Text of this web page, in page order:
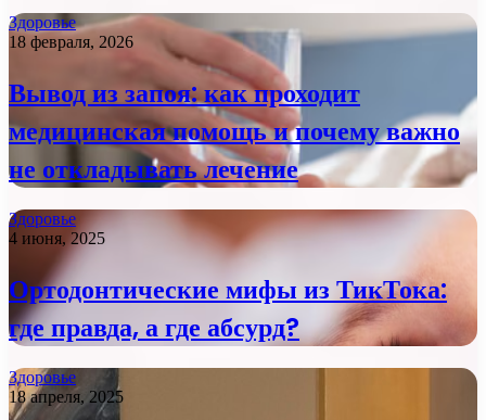
Здоровье
18 февраля, 2026
Вывод из запоя: как проходит
медицинская помощь и почему важно
не откладывать лечение
Здоровье
4 июня, 2025
Ортодонтические мифы из ТикТока:
где правда, а где абсурд?
Здоровье
18 апреля, 2025